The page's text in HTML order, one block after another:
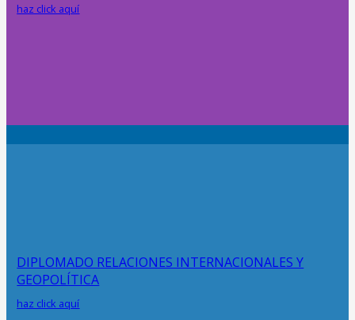
haz click aquí
DIPLOMADO RELACIONES INTERNACIONALES Y
GEOPOLÍTICA
haz click aquí